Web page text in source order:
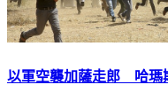
以軍空襲加薩走郎 哈瑪